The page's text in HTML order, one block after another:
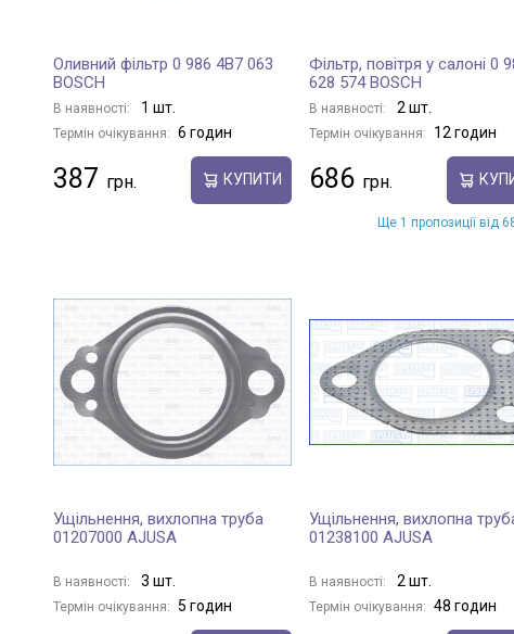
Оливний фільтр 0 986 4B7 063
BOSCH
В наявності: 1 шт.
Термін очікування: 6 годин
387 КУПИТИ
Фільтр, повітря у салоні 0
628 574 BOSCH
В наявності: 2 шт.
Термін очікування: 12 годин
686
Ще 1 пропозиції від
Ущільнення, вихлопна труба
01207000 AJUSA
В наявності: 3 шт.
Термін очікування: 5 годин
Ущільнення, вихлопна
01238100 AJUSA
В наявності: 2 шт.
Термін очікування: 48 годин